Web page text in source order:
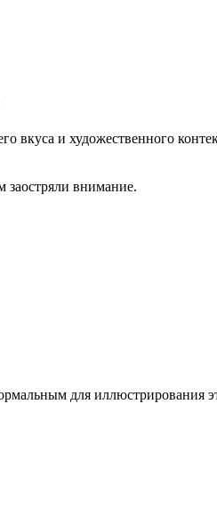
вкуса и художественного
заостряли внимание.
для иллюстрирования